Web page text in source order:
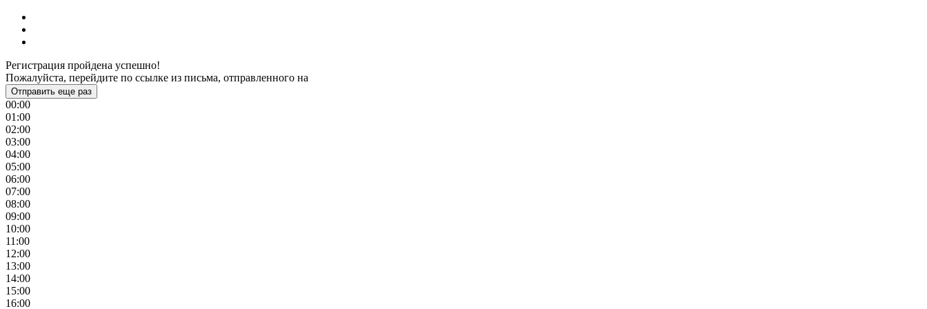
Регистрация пройдена успешно!
Пожалуйста, перейдите по ссылке из письма, отправленного на
Отправить еще раз
00:00
01:00
02:00
03:00
04:00
05:00
06:00
07:00
08:00
09:00
10:00
11:00
12:00
13:00
14:00
15:00
16:00